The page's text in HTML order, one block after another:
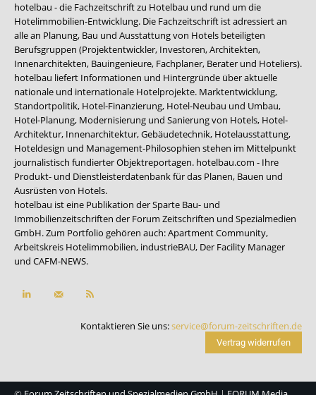
hotelbau - die Fachzeitschrift zu Hotelbau und rund um die
Hotelimmobilien-Entwicklung. Die Fachzeitschrift ist adressiert an
alle an Planung, Bau und Ausstattung von Hotels beteiligten
Berufsgruppen (Projektentwickler, Investoren, Architekten,
Innenarchitekten, Bauingenieure, Fachplaner, Berater und Hoteliers).
hotelbau liefert Informationen und Hintergründe über aktuelle
nationale und internationale Hotelprojekte. Marktentwicklung,
Standortpolitik, Hotel-Finanzierung, Hotel-Neubau und Umbau,
Hotel-Planung, Modernisierung und Sanierung von Hotels, Hotel-
Architektur, Innenarchitektur, Gebäudetechnik, Hotelausstattung,
Hoteldesign und Management-Philosophien stehen im Mittelpunkt
journalistisch fundierter Objektreportagen. hotelbau.com - Ihre
Produkt- und Dienstleisterdatenbank für das Planen, Bauen und
Ausrüsten von Hotels.
hotelbau ist eine Publikation der Sparte Bau- und
Immobilienzeitschriften der Forum Zeitschriften und Spezialmedien
GmbH. Zum Portfolio gehören auch:Apartment Community,
Arbeitskreis Hotelimmobilien, industrieBAU, Der Facility Manager
und CAFM-NEWS.
Kontaktieren Sie uns:service@forum-zeitschriften.de
Vertrag widerrufen